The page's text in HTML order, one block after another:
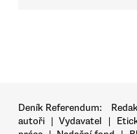
Deník Referendum:
autoři | Vydavatel |